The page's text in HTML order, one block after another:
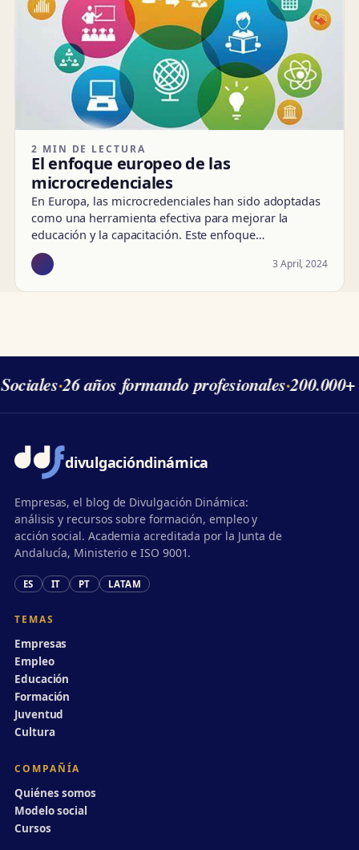
2 MIN DE LECTURA
El enfoque europeo de las
microcredenciales
En Europa, las microcredenciales han sido adoptadas
como una herramienta efectiva para mejorar la
educación y la capacitación. Este enfoque…
3 April, 2024
·26 años formando profesionales·200.000+
divulgacióndinámica
Empresas, el blog de Divulgación Dinámica:
análisis y recursos sobre formación, empleo y
acción social. Academia acreditada por la Junta de
Andalucía, Ministerio e ISO 9001.
ES IT PT LATAM
TEMAS
Empresas
Empleo
Educación
Formación
Juventud
Cultura
COMPAÑÍA
Quiénes somos
Modelo social
Cursos